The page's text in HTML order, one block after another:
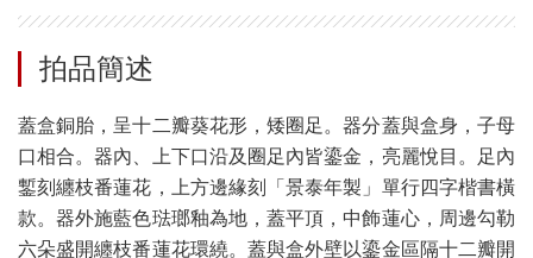
拍品簡述
蓋盒銅胎，呈十二瓣葵花形，矮圈足。器分蓋與盒身，子母
口相合。器內、上下口沿及圈足內皆鎏金，亮麗悅目。足內
鏨刻纏枝番蓮花，上方邊緣刻「景泰年製」單行四字楷書橫
款。器外施藍色琺瑯釉為地，蓋平頂，中飾蓮心，周邊勾勒
六朵盛開纏枝番蓮花環繞。蓋與盒外壁以鎏金區隔十二瓣開